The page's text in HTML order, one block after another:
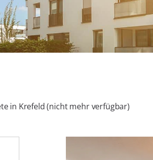
in Krefeld (nicht mehr verfügbar)